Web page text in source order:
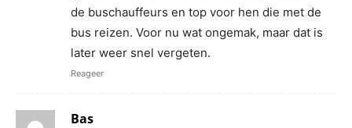
de buschauffeurs en top voor hen die met de
bus reizen. Voor nu wat ongemak, maar dat is
later weer snel vergeten.
Reageer
Bas